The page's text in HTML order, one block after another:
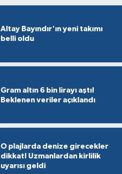
Altay Bayındır'ın yeni takımı
belli oldu
Gram altın 6 bin lirayı aştı!
Beklenen veriler açıklandı
O plajlarda denize girecekler
dikkat! Uzmanlardan kirlilik
uyarısı geldi